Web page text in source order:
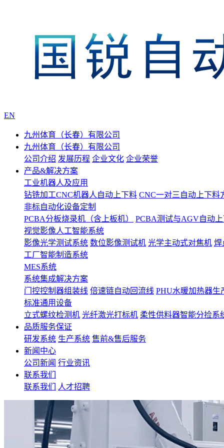
EN
九州体育（长春）有限公司
九州体育（长春）有限公司
公司介绍 发展历程 企业文化 企业荣誉
产品&解决方案
工业机器人及应用
钻铣加工CNC机器人自动上下料 CNC一对三自动上下料
非标自动化设备定制
PCBA分板烧录机（含上板机）
PCBA测试与AGV自动
视觉影像人工智能系统
影像光学测试系统 数位影像测试机 光学主动式对焦机 焊
工厂智能制造系统
MES系统
系统集成解决方案
门控控制器组装线 倍速链自动回流线 PHU水暖加热器生
标准通用设备
立式螺纹检测机 光纤激光打标机 柔性供料器智能分捡系
品质服务保证
研发系统 生产系统 售前&售后服务
新闻中心
公司新闻 行业资讯
联系我们
联系我们
人才招聘